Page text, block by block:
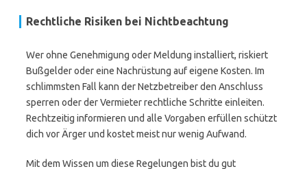
Rechtliche Risiken bei Nichtbeachtung
Wer ohne Genehmigung oder Meldung installiert, riskiert
Bußgelder oder eine Nachrüstung auf eigene Kosten. Im
schlimmsten Fall kann der Netzbetreiber den Anschluss
sperren oder der Vermieter rechtliche Schritte einleiten.
Rechtzeitig informieren und alle Vorgaben erfüllen schützt
dich vor Ärger und kostet meist nur wenig Aufwand.
Mit dem Wissen um diese Regelungen bist du gut